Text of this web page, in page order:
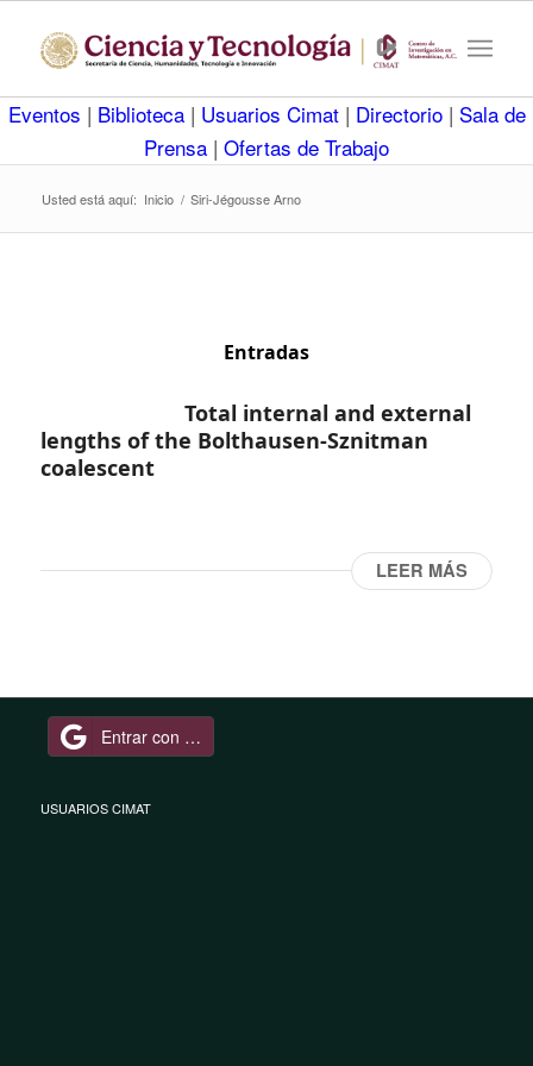
Eventos | Biblioteca | Usuarios Cimat | Directorio | Sala de
Prensa | Ofertas de Trabajo
Usted está aquí: Inicio / Siri-Jégousse Arno
Entradas
Total internal and external
lengths of the Bolthausen-Sznitman
coalescent
LEER MÁS
Entrar con Google
USUARIOS CIMAT